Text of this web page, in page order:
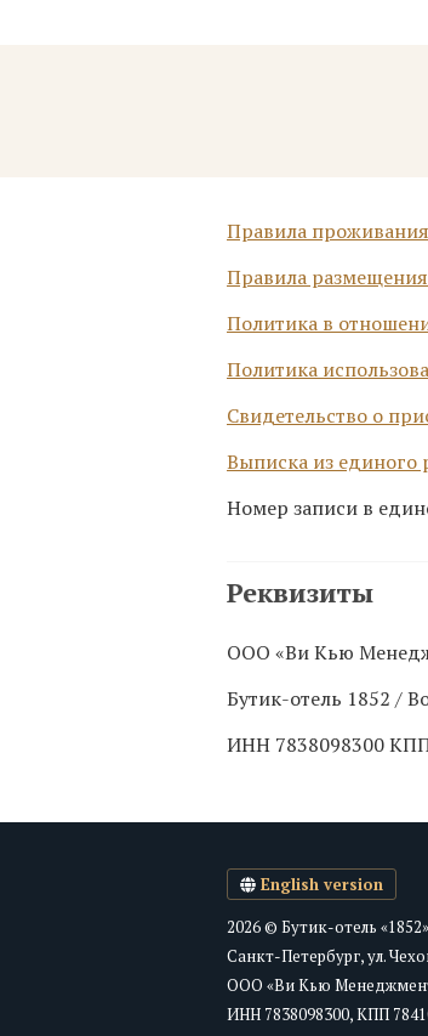
Правила проживания
Правила
Политика в
Политика
Свидетельство о
Выписка из единого
Номер записи в
Реквизиты
ООО «Ви Кью
Бутик-отель 1852 /
ИНН 7838098300
English version
2026 © Бутик-отель
Санкт-Петербург, ул.
ООО «Ви Кью
ИНН 7838098300, КПП